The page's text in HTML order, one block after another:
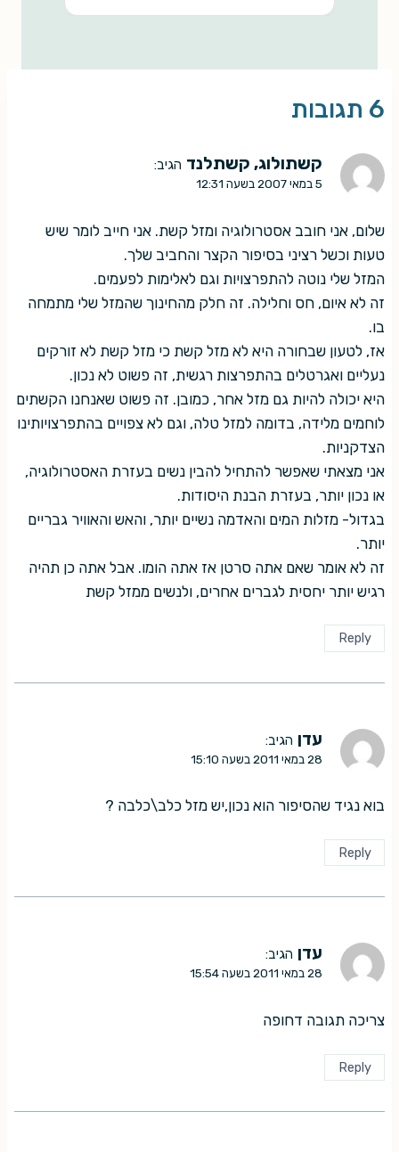
6 תגובות
קשתולוג, קשתלנד הגיב:
5 במאי 2007 בשעה 12:31
שלום, אני חובב אסטרולוגיה ומזל קשת. אני חייב לומר שיש
טעות וכשל רציני בסיפור הקצר והחביב שלך.
המזל שלי נוטה להתפרצויות וגם לאלימות לפעמים.
זה לא איום, חס וחלילה. זה חלק מהחינוך שהמזל שלי מתמחה
בו.
אז, לטעון שבחורה היא לא מזל קשת כי מזל קשת לא זורקים
נעליים ואגרטלים בהתפרצות רגשית, זה פשוט לא נכון.
היא יכולה להיות גם מזל אחר, כמובן. זה פשוט שאנחנו הקשתים
לוחמים מלידה, בדומה למזל טלה, וגם לא צפויים בהתפרצויותינו
הצדקניות.
אני מצאתי שאפשר להתחיל להבין נשים בעזרת האסטרולוגיה,
או נכון יותר, בעזרת הבנת היסודות.
בגדול- מזלות המים והאדמה נשיים יותר, והאש והאוויר גבריים
יותר.
זה לא אומר שאם אתה סרטן אז אתה הומו. אבל אתה כן תהיה
רגיש יותר יחסית לגברים אחרים, ולנשים ממזל קשת
Reply
עדן הגיב:
28 במאי 2011 בשעה 15:10
בוא נגיד שהסיפור הוא נכון,יש מזל כלב\כלבה ?
Reply
עדן הגיב:
28 במאי 2011 בשעה 15:54
צריכה תגובה דחופה
Reply